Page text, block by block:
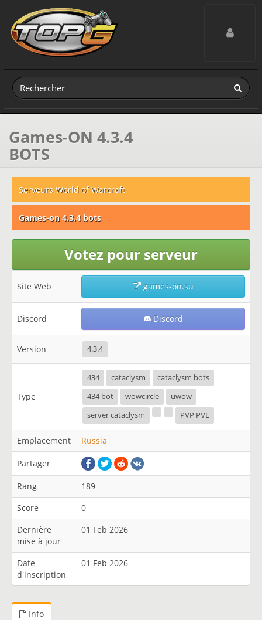
Toggle
Games-ON 4.3.4
BOTS
Serveurs World of Warcraft
Games-on 4.3.4 bots
Votez pour serveur
Site Web games-on.su
Discord Discord
Version 4.3.4
Type
434 cataclysm
cataclysm bots
434 bot
wowcircle
uwow
server cataclysm
PVP PVE
Emplacement Russia
Partager
Rang
189
Score
0
Dernière
mise à jour
01 Feb 2026
Date
d'inscription
01 Feb 2026
Info